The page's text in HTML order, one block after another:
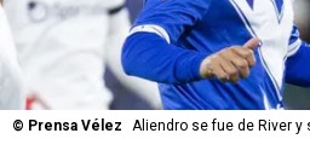
© Prensa Vélez Aliendro se fue de River y